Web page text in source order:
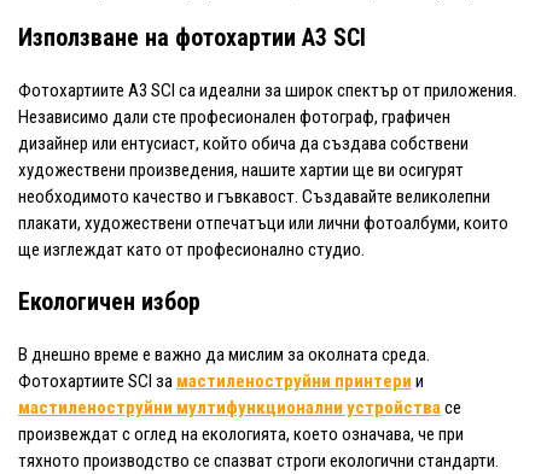
Използване на фотохартии A3 SCI
Фотохартиите A3 SCI са идеални за широк спектър от приложения.
Независимо дали сте професионален фотограф, графичен
дизайнер или ентусиаст, който обича да създава собствени
художествени произведения, нашите хартии ще ви осигурят
необходимото качество и гъвкавост. Създавайте великолепни
плакати, художествени отпечатъци или лични фотоалбуми, които
ще изглеждат като от професионално студио.
Екологичен избор
В днешно време е важно да мислим за околната среда.
Фотохартиите SCI за мастиленоструйни принтери и
мастиленоструйни мултифункционални устройствасе
произвеждат с оглед на екологията, което означава, че при
тяхното производство се спазват строги екологични стандарти.